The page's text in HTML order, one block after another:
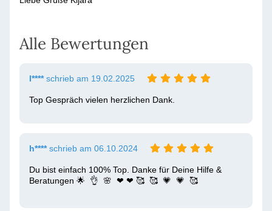
Alle Bewertungen
l****schrieb am 19.02.2025
Top Gespräch vielen herzlichen Dank.
h****schrieb am 06.10.2024
Du bist einfach 100% Top. Danke für Deine Hilfe &
Beratungen 🌟  👌  🌸  ❤ ️❤ ️🥰  🥰  💗  💗  🥰